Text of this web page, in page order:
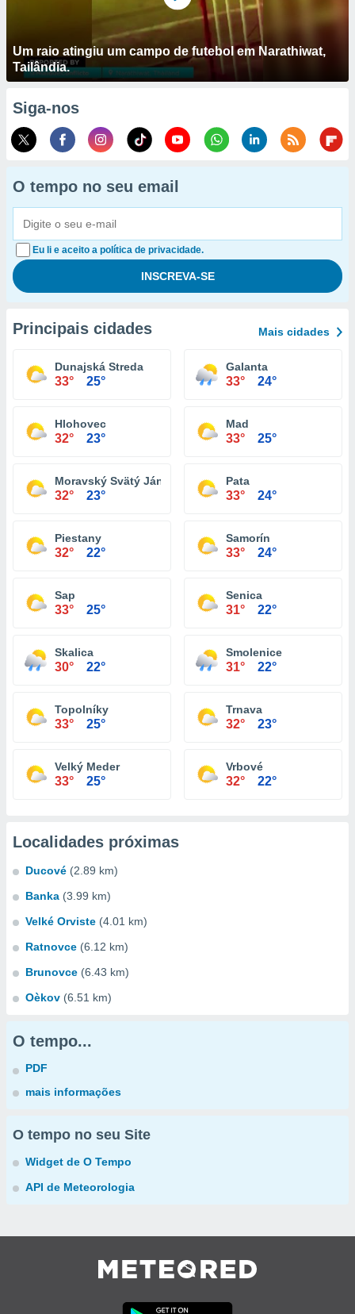
Um raio atingiu um campo de futebol em Narathiwat,
Tailândia.
Siga-nos
O tempo no seu email
Eu li e aceito a política de privacidade.
Principais cidades Mais cidades
Dunajská Streda
33° 25°
Galanta
33° 24°
Hlohovec
32° 23°
Mad
33° 25°
Moravský Svätý Ján
32° 23°
Pata
33° 24°
Piestany
32° 22°
Samorín
33° 24°
Sap
33° 25°
Senica
31° 22°
Skalica
30° 22°
Smolenice
31° 22°
Topolníky
33° 25°
Trnava
32° 23°
Velký Meder
33° 25°
Vrbové
32° 22°
Localidades próximas
Ducové (2.89 km)
Banka (3.99 km)
Velké Orviste (4.01 km)
Ratnovce (6.12 km)
Brunovce (6.43 km)
Oèkov (6.51 km)
O tempo...
PDF
mais informações
O tempo no seu Site
Widget de O Tempo
API de Meteorologia